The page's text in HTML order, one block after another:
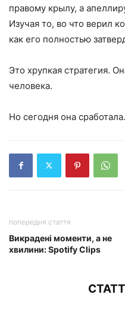
правому крылу, а
Изучая то, во что верил
как его полностью
Это хрупкая стратегия.
человека.
Но сегодня она
попередня стаття
Викрадені моменти, а не
хвилини: Spotify Clips